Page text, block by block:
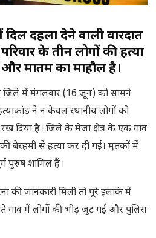
में दिल दहला देने वाली वारदात
के तीन लोगों की हत्या
मातम का माहौल है।
जिले में मंगलवार (16 जून) को सामने
ने न केवल स्थानीय लोगों को
दिया है। जिले के मेजा क्षेत्र के एक गांव
बेरहमी से हत्या कर दी गई। मृतकों में
पुरुष शामिल हैं।
की जानकारी मिली तो पूरे इलाके में
में लोगों की भीड़ जुट गई और पुलिस